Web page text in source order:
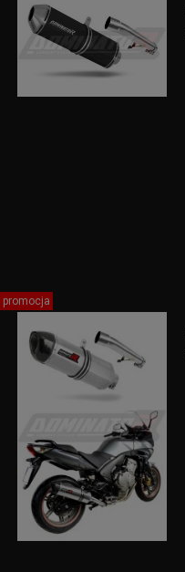
promocja